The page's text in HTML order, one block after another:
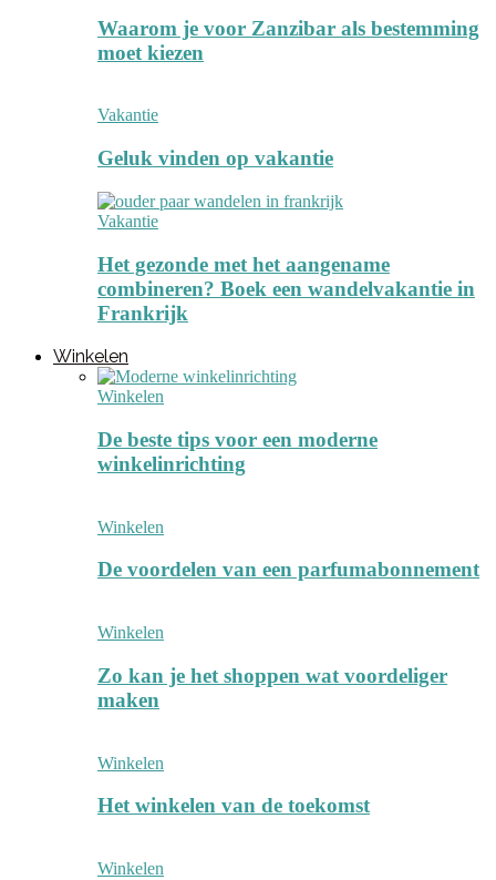
Waarom je voor Zanzibar als bestemming
moet kiezen
Vakantie
Geluk vinden op vakantie
Vakantie
Het gezonde met het aangename
combineren? Boek een wandelvakantie in
Frankrijk
Winkelen
Winkelen
De beste tips voor een moderne
winkelinrichting
Winkelen
De voordelen van een parfumabonnement
Winkelen
Zo kan je het shoppen wat voordeliger
maken
Winkelen
Het winkelen van de toekomst
Winkelen